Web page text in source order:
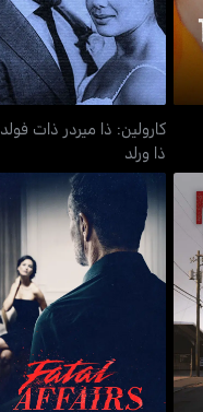
كارولين: ذا ميردر ذات فولد
ذا ورلد
فايتل أفايرز